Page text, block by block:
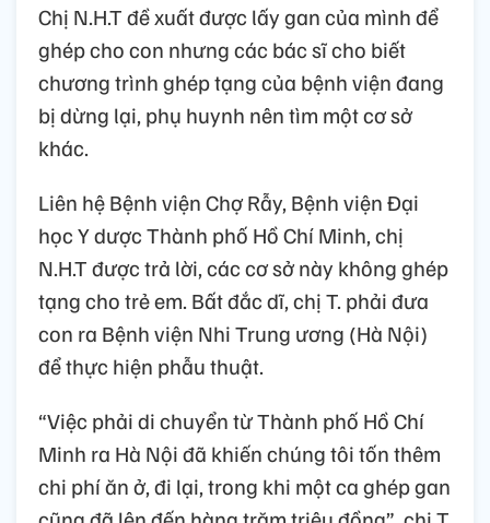
Chị N.H.T đề xuất được lấy gan của mình để
ghép cho con nhưng các bác sĩ cho biết
chương trình ghép tạng của bệnh viện đang
bị dừng lại, phụ huynh nên tìm một cơ sở
khác.
Liên hệ Bệnh viện Chợ Rẫy, Bệnh viện Đại
học Y dược Thành phố Hồ Chí Minh, chị
N.H.T được trả lời, các cơ sở này không ghép
tạng cho trẻ em. Bất đắc dĩ, chị T. phải đưa
con ra Bệnh viện Nhi Trung ương (Hà Nội)
để thực hiện phẫu thuật.
“Việc phải di chuyển từ Thành phố Hồ Chí
Minh ra Hà Nội đã khiến chúng tôi tốn thêm
chi phí ăn ở, đi lại, trong khi một ca ghép gan